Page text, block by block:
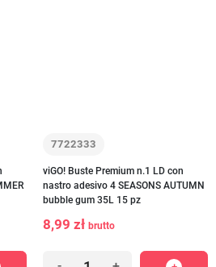
7722333
viGO! Buste Premium n.1 LD con
nastro adesivo 4 SEASONS AUTUMN
bubble gum 35L 15 pz
8,99 zł brutto